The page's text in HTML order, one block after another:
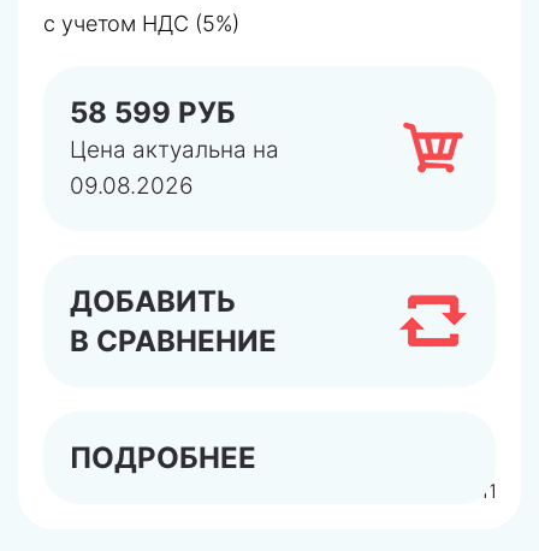
арт.445111
с учетом НДС (5%)
58 599 РУБ
Цена актуальна на
09.08.2026
ДОБАВИТЬ
В СРАВНЕНИЕ
ПОДРОБНЕЕ